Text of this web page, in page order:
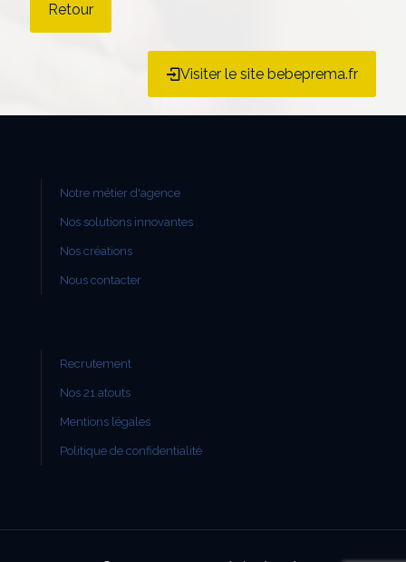
Retour
Visiter le site bebeprema.fr
Notre métier d'agence
Nos solutions innovantes
Nos créations
Nous contacter
Recrutement
Nos 21 atouts
Mentions légales
Politique de confidentialité